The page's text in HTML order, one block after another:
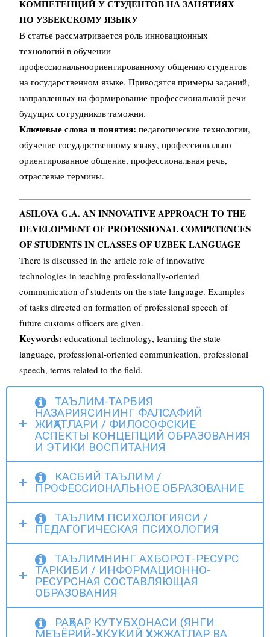
КОМПЕТЕНЦИЙ У СТУДЕНТОВ НА ЗАНЯТИЯХ
ПО УЗБЕКСКОМУ ЯЗЫКУ
В статье рассматривается роль инновационных
технологий в обучении
профессиональноориентированному общению студентов
на государственном языке. Приводятся примеры заданий,
направленных на формирование профессиональной речи
будущих сотрудников таможни.
Ключевые слова и понятия: педагогические технологии,
обучение государственному языку, профессионально-
ориентированное общение, профессиональная речь,
отраслевые термины.
ASILOVA G.A. AN INNOVATIVE APPROACH TO THE
DEVELOPMENT OF PROFESSIONAL COMPETENCES
OF STUDENTS IN CLASSES OF UZBEK LANGUAGE
There is discussed in the article role of innovative
technologies in teaching professionally-oriented
communication of students on the state language. Examples
of tasks directed on formation of professional speech of
future customs officers are given.
Keywords: educational technology, learning the state
language, professional-oriented communication, professional
speech, terms related to the field.
ТАЪЛИМ-ТАРБИЯ
НАЗАРИЯСИНИНГ ФАЛСАФИЙ
ЖИҲАТЛАРИ / ФИЛОСОФСКИЕ
АСПЕКТЫ КОНЦЕПЦИЙ ОБРАЗОВАНИЯ
И ЭТИКИ ВОСПИТАНИЯ
КАСБИЙ ТАЪЛИМ /
ПРОФЕССИОНАЛЬНОЕ ОБРАЗОВАНИЕ
ТАЪЛИМ ПСИХОЛОГИЯСИ /
ПЕДАГОГИЧЕСКАЯ ПСИХОЛОГИЯ
ТАЪЛИМНИНГ АХБОРОТ-РЕСУРС
ТАРКИБИ / ИНФОРМАЦИОННО-
РЕСУРСНАЯ СОСТАВЛЯЮЩАЯ
ОБРАЗОВАНИЯ
РАҲБАР КУТУБХОНАСИ (ЯНГИ
МЕЪЁРИЙ-ҲУҚУҚИЙ ҲУЖЖАТЛАР ВА